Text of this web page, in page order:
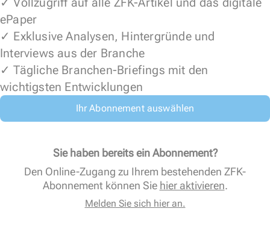
ePaper
✓ Exklusive Analysen, Hintergründe und
Interviews aus der Branche
✓ Tägliche Branchen-Briefings mit den
wichtigsten Entwicklungen
Ihr Abonnement auswählen
Sie haben bereits ein Abonnement?
Den Online-Zugang zu Ihrem bestehenden ZFK-
Abonnement können Sie hier aktivieren.
Melden Sie sich hier an.